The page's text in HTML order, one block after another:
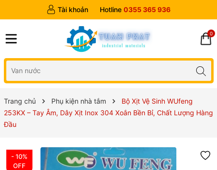
Tài khoản Hotline 0355 365 936
0
Trang chủ Phụ kiện nhà tắm
Bộ Xịt Vệ Sinh WUfeng
253KX – Tay Âm, Dây Xịt Inox 304 Xoắn Bền Bỉ, Chất Lượng Hàng
Đầu
- 10%
OFF